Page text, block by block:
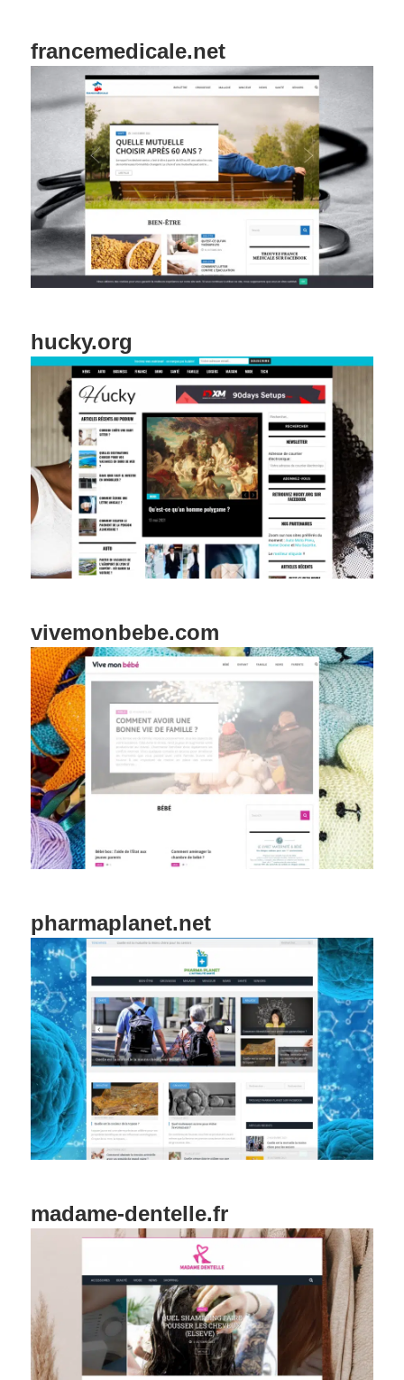
francemedicale.net
hucky.org
vivemonbebe.com
pharmaplanet.net
madame-dentelle.fr